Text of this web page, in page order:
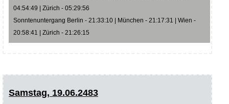
04:54:49 | Zürich - 05:29:56
Sonntenuntergang Berlin - 21:33:10 | München - 21:17:31 | Wien -
20:58:41 | Zürich - 21:26:15
Samstag, 19.06.2483